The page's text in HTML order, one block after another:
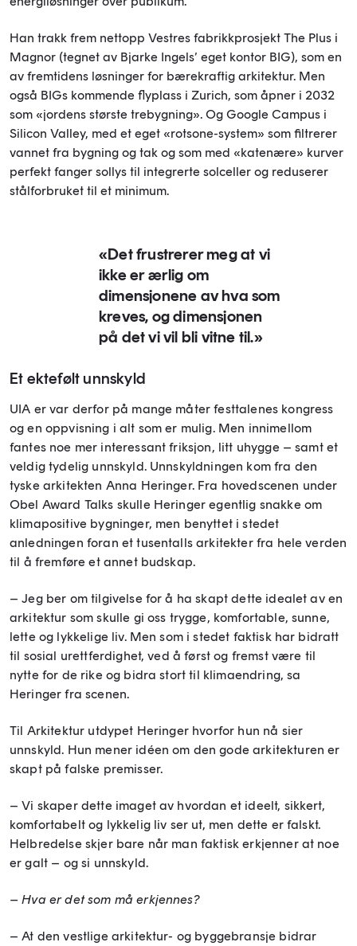
Han trakk frem nettopp Vestres fabrikkprosjekt The Plus i
Magnor (tegnet av Bjarke Ingels’ eget kontor BIG), som en
av fremtidens løsninger for bærekraftig arkitektur. Men
også BIGs kommende flyplass i Zurich, som åpner i 2032
som «jordens største trebygning». Og Google Campus i
Silicon Valley, med et eget «rotsone-system» som filtrerer
vannet fra bygning og tak og som med «katenære» kurver
perfekt fanger sollys til integrerte solceller og reduserer
stålforbruket til et minimum.
«Det frustrerer meg at vi
ikke er ærlig om
dimensjonene av hva som
kreves, og dimensjonen
på det vi vil bli vitne til.»
Et ektefølt unnskyld
UIA er var derfor på mange måter festtalenes kongress
og en oppvisning i alt som er mulig. Men innimellom
fantes noe mer interessant friksjon, litt uhygge – samt et
veldig tydelig unnskyld. Unnskyldningen kom fra den
tyske arkitekten Anna Heringer. Fra hovedscenen under
Obel Award Talks skulle Heringer egentlig snakke om
klimapositive bygninger, men benyttet i stedet
anledningen foran et tusentalls arkitekter fra hele verden
til å fremføre et annet budskap.
– Jeg ber om tilgivelse for å ha skapt dette idealet av en
arkitektur som skulle gi oss trygge, komfortable, sunne,
lette og lykkelige liv. Men som i stedet faktisk har bidratt
til sosial urettferdighet, ved å først og fremst være til
nytte for de rike og bidra stort til klimaendring, sa
Heringer fra scenen.
Til Arkitektur utdypet Heringer hvorfor hun nå sier
unnskyld. Hun mener idéen om den gode arkitekturen er
skapt på falske premisser.
– Vi skaper dette imaget av hvordan et ideelt, sikkert,
komfortabelt og lykkelig liv ser ut, men dette er falskt.
Helbredelse skjer bare når man faktisk erkjenner at noe
er galt – og si unnskyld.
– Hva er det som må erkjennes?
– At den vestlige arkitektur- og byggebransje bidrar